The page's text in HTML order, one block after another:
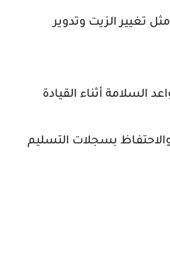
تغيير الزيت وتدوير
السلامة أثناء القيادة
بسجلات التسليم